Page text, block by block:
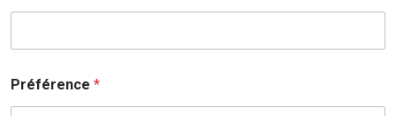
Préférence *